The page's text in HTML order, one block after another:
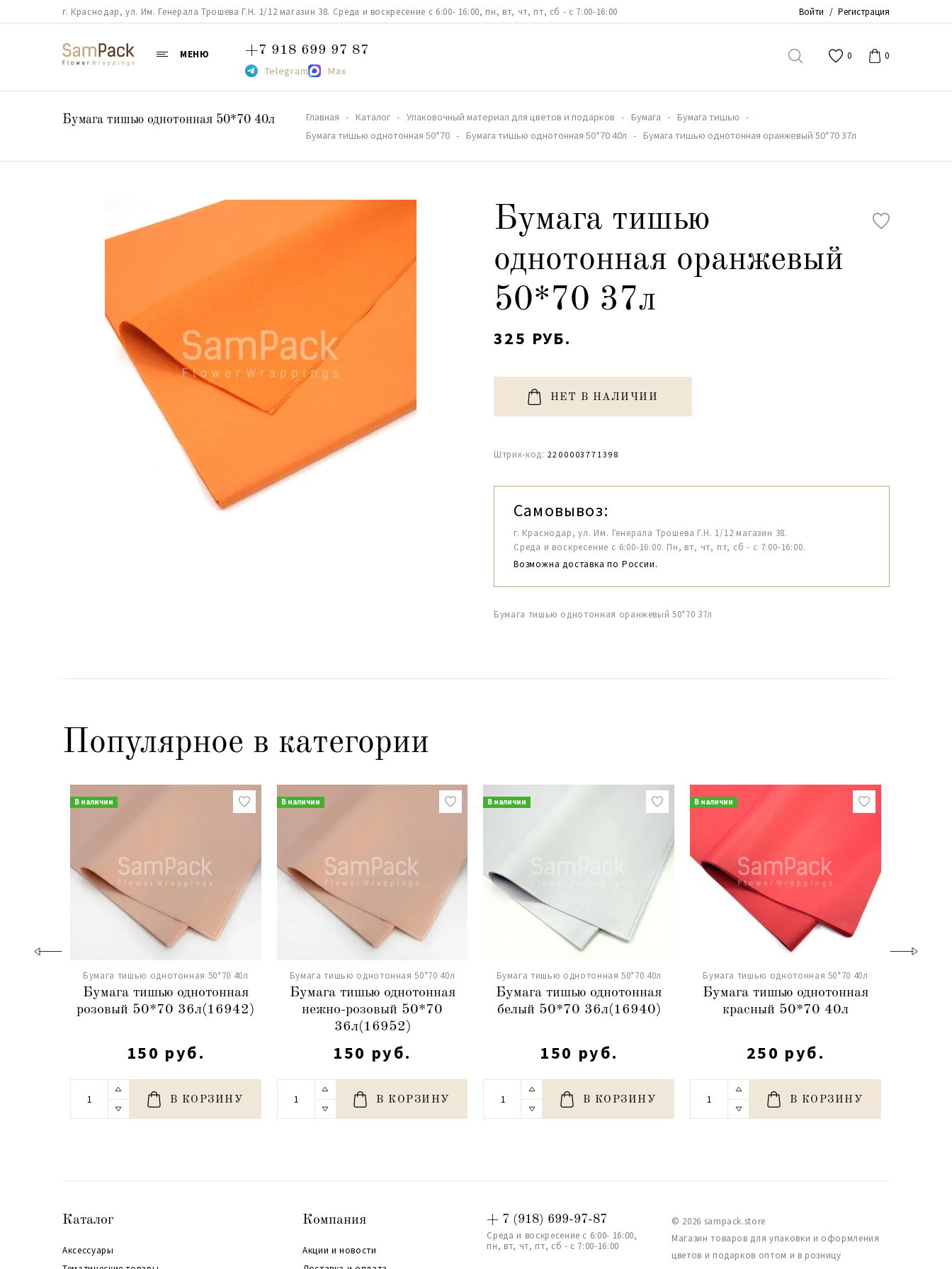
г. Краснодар, ул. Им. Генерала Трошева Г.Н. 1/12 магазин 38. Среда и воскресение с 6:00- 16:00, пн, вт, чт, пт, сб - с 7:00-16:00 Войти / Регистрация
МЕНЮ +7 918 699 97 87
Telegram Max
0 0
Бумага тишью однотонная 50*70 40л Главная Каталог Упаковочный материал для цветов и подарков Бумага
Бумага тишью
Бумага тишью однотонная 50*70
Бумага тишью однотонная 50*70 40л Бумага тишью однотонная оранжевый 50*70 37л
Бумага тишью
однотонная оранжевый
50*70 37л
325 РУБ.
НЕТ В НАЛИЧИИ
Штрих-код: 2200003771398
Самовывоз:
г. Краснодар, ул. Им. Генерала Трошева Г.Н. 1/12 магазин 38.
Среда и воскресение с 6:00-16:00. Пн, вт, чт, пт, сб - с 7:00-16:00.
Возможна доставка по России.
Бумага тишью однотонная оранжевый 50*70 37л
Популярное в категории
В наличии
Бумага тишью однотонная 50*70 40л
Бумага тишью однотонная
розовый 50*70 36л(16942)
150 руб.
В КОРЗИНУ
В наличии
Бумага тишью однотонная 50*70 40л
Бумага тишью однотонная
нежно-розовый 50*70
36л(16952)
150 руб.
В КОРЗИНУ
В наличии
Бумага тишью однотонная 50*70 40л
Бумага тишью однотонная
белый 50*70 36л(16940)
150 руб.
В КОРЗИНУ
В наличии
Бумага тишью однотонная 50*70 40л
Бумага тишью однотонная
красный 50*70 40л
250 руб.
В КОРЗИНУ
Каталог
Аксессуары
Компания
Акции и новости
+ 7 (918) 699-97-87
Среда и воскресение с 6:00- 16:00,
пн, вт, чт, пт, сб - с 7:00-16:00
© 2026 sampack.store
Магазин товаров для упаковки и оформления
цветов и подарков оптом и в розницу